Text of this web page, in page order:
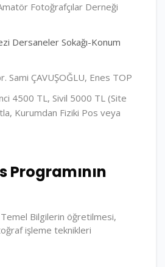
Fotoğrafçılar Derneği
Dersaneler Sokağı-Konum
Sami ÇAVUŞOĞLU, Enes TOP
4500 TL, Sivil 5000 TL (Site
Kurumdan Fiziki Pos veya
Programının
Temel Bilgilerin öğretilmesi,
işleme teknikleri